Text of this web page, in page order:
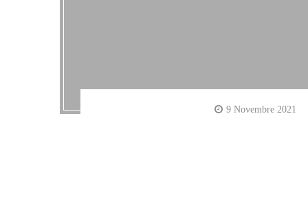
9 Novembre 2021